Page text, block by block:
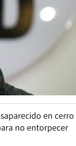
en cerro
no entorpecer